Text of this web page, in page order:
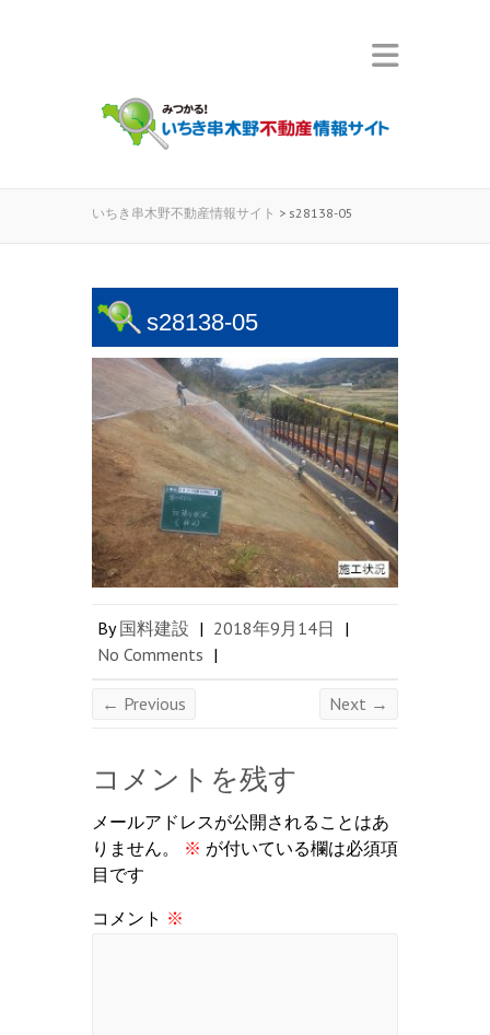
いちき串木野不動産情報サイト > s28138-05
s28138-05
By国料建設 | 2018年9月14日 |
No Comments |
← Previous Next →
コメントを残す
メールアドレスが公開されることはあ
りません。
※ が付いている欄は必須項
目です
コメント ※